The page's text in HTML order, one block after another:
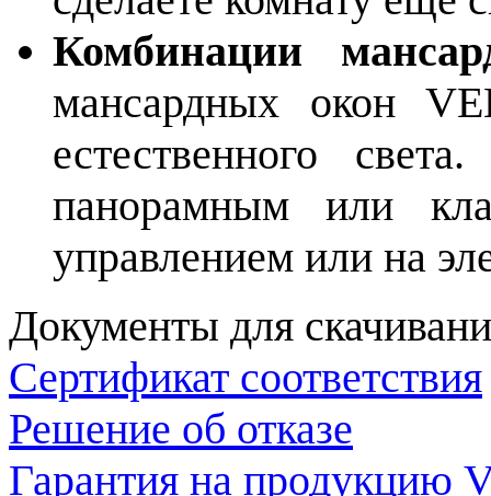
Комбинации
мансардных окон
естественного
панорамным или
управлением или на
Документы для
Сертификат соответствия
Решение об отказе
Гарантия на продукцию